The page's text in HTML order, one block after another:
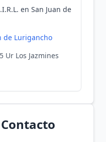
en San Juan de
de Lurigancho
Ur Los Jazmines